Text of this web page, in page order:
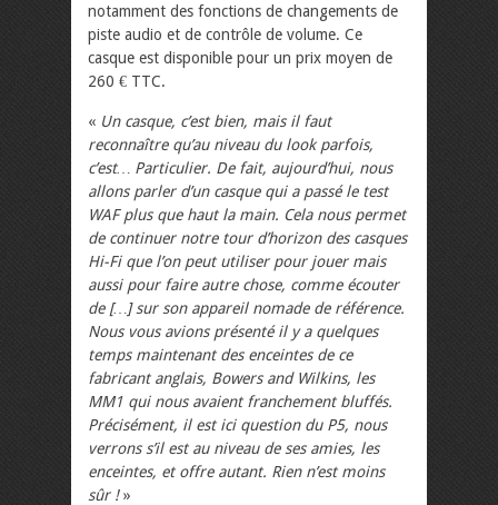
notamment des fonctions de changements de
piste audio et de contrôle de volume. Ce
casque est disponible pour un prix moyen de
260 € TTC.
« Un casque, c’est bien, mais il faut
reconnaître qu’au niveau du look parfois,
c’est… Particulier. De fait, aujourd’hui, nous
allons parler d’un casque qui a passé le test
WAF plus que haut la main. Cela nous permet
de continuer notre tour d’horizon des casques
Hi-Fi que l’on peut utiliser pour jouer mais
aussi pour faire autre chose, comme écouter
de […] sur son appareil nomade de référence.
Nous vous avions présenté il y a quelques
temps maintenant des enceintes de ce
fabricant anglais, Bowers and Wilkins, les
MM1 qui nous avaient franchement bluffés.
Précisément, il est ici question du P5, nous
verrons s’il est au niveau de ses amies, les
enceintes, et offre autant. Rien n’est moins
sûr !»